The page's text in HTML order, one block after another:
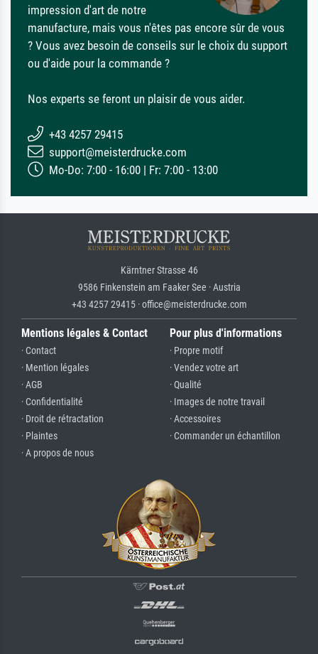
impression d'art de notre
manufacture, mais vous n'êtes pas encore sûr de vous
? Vous avez besoin de conseils sur le choix du support
ou d'aide pour la commande ?
Nos experts se feront un plaisir de vous aider.
+43 4257 29415
support@meisterdrucke.com
Mo-Do: 7:00 - 16:00 | Fr: 7:00 - 13:00
Kärntner Strasse 46
9586 Finkenstein am Faaker See · Austria
+43 4257 29415 · office@meisterdrucke.com
Mentions légales & Contact
· Contact
· Mention légales
· AGB
· Confidentialité
· Droit de rétractation
· Plaintes
· A propos de nous
Pour plus d'informations
· Propre motif
· Vendez votre art
· Qualité
· Images de notre travail
· Accessoires
· Commander un échantillon